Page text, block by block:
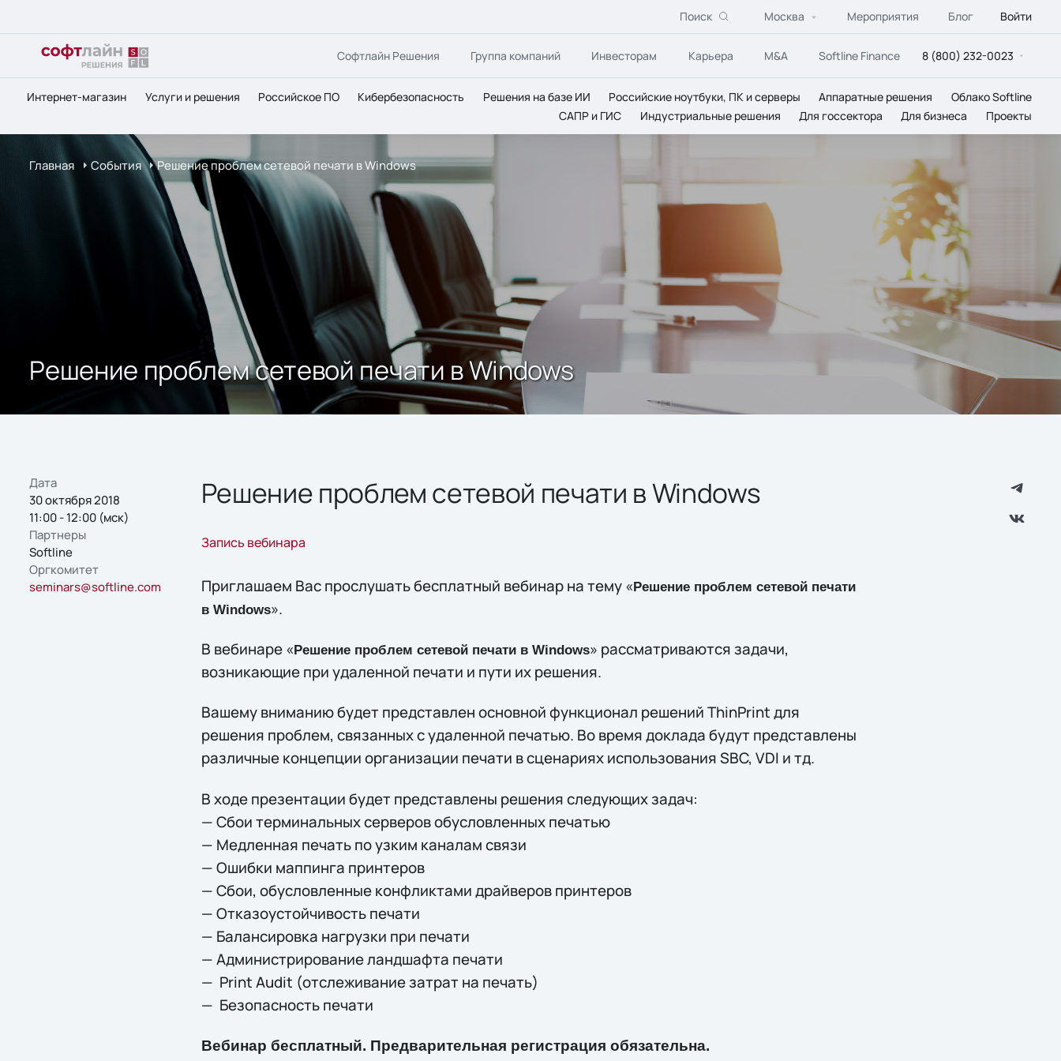
Поиск Москва Мероприятия Блог Войти
Софтлайн Решения Группа компаний Инвесторам Карьера M&A Softline Finance 8 (800) 232-0023
Интернет-магазин Услуги и решения Российское ПО Кибербезопасность Решения на базе ИИ Российские ноутбуки, ПК и серверы Аппаратные решения
Облако Softline
САПР и ГИС
Индустриальные решения Для госсектора Для бизнеса Проекты
Главная События Решение проблем сетевой печати в Windows
Решение проблем сетевой печати в Windows
Дата
30 октября 2018
11:00 - 12:00 (мск)
Партнеры
Softline
Оргкомитет
seminars@softline.com
Решение проблем сетевой печати в Windows
Запись вебинара
Приглашаем Вас прослушать бесплатный вебинар на тему «Решение проблем сетевой печати
в Windows».
В вебинаре «Решение проблем сетевой печати в Windows» рассматриваются задачи,
возникающие при удаленной печати и пути их решения.
Вашему вниманию будет представлен основной функционал решений ThinPrint для
решения проблем, связанных с удаленной печатью. Во время доклада будут представлены
различные концепции организации печати в сценариях использования SBC, VDI и тд.
В ходе презентации будет представлены решения следующих задач:
— Сбои терминальных серверов обусловленных печатью
— Медленная печать по узким каналам связи
— Ошибки маппинга принтеров
— Сбои, обусловленные конфликтами драйверов принтеров
— Отказоустойчивость печати
— Балансировка нагрузки при печати
— Администрирование ландшафта печати
— Print Audit (отслеживание затрат на печать)
— Безопасность печати
Вебинар бесплатный. Предварительная регистрация обязательна.